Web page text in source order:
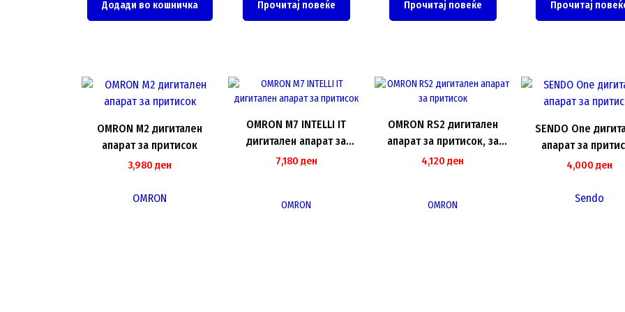
Додади во кошничка Прочитај повеќе Прочитај повеќе Прочитај
OMRON M2 дигитален
апарат за притисок
3,980 ден
OMRON
OMRON M7 INTELLI IT
дигитален апарат за
притисок
7,180 ден
OMRON
OMRON RS2 дигитален
апарат за притисок, за
рачен зглоб
4,120 ден
OMRON
SENDO One
апарат за
4,000 ден
Sendo